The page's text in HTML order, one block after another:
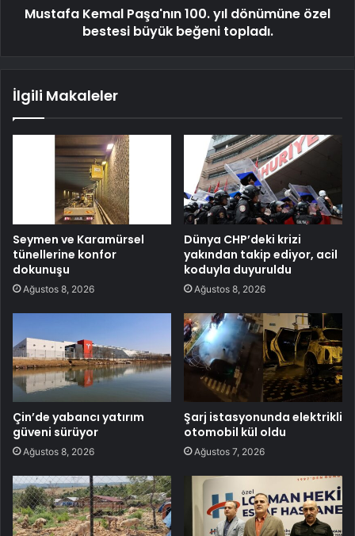
Mustafa Kemal Paşa'nın 100. yıl dönümüne özel
bestesi büyük beğeni topladı.
İlgili Makaleler
Seymen ve Karamürsel
tünellerine konfor
dokunuşu
Ağustos 8, 2026
Dünya CHP’deki krizi
yakından takip ediyor, acil
koduyla duyuruldu
Ağustos 8, 2026
Çin’de yabancı yatırım
güveni sürüyor
Ağustos 8, 2026
Şarj istasyonunda elektrikli
otomobil kül oldu
Ağustos 7, 2026